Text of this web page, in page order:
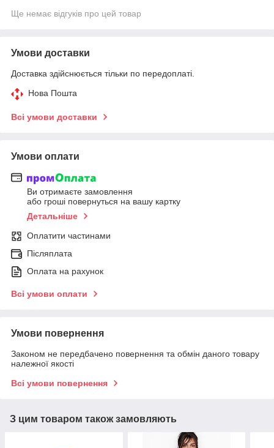
Ще немає відгуків про цей товар
Умови доставки
Доставка здійснюється тільки по передоплаті.
Нова Пошта
Всі умови доставки
Умови оплати
Ви отримаєте замовлення
або гроші повернуться на вашу картку
Детальніше
Оплатити частинами
Післяплата
Оплата на рахунок
Всі умови оплати
Умови повернення
Законом не передбачено повернення та обмін даного товару
належної якості
Всі умови повернення
З цим товаром також замовляють